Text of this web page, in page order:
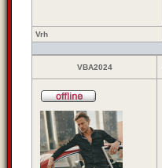
Vrh
VBA2024